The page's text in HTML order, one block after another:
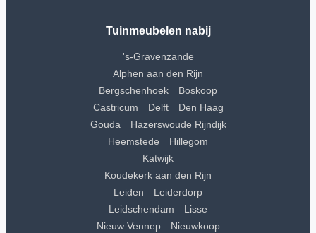
Tuinmeubelen nabij
's-Gravenzande
Alphen aan den Rijn
Bergschenhoek
Boskoop
Castricum
Delft
Den Haag
Gouda
Hazerswoude Rijndijk
Heemstede
Hillegom
Katwijk
Koudekerk aan den Rijn
Leiden
Leiderdorp
Leidschendam
Lisse
Nieuw Vennep
Nieuwkoop